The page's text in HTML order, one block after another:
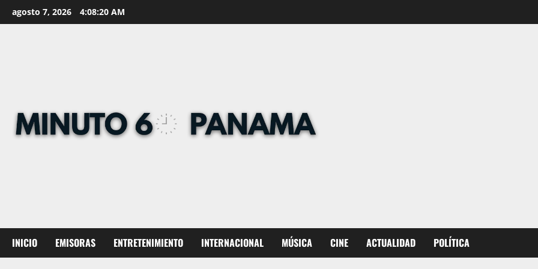
to
agosto 7, 2026 4:08:21 AM
INICIO EMISORAS ENTRETENIMIENTO INTERNACIONAL MÚSICA CINE ACTUALIDAD POLÍTICA